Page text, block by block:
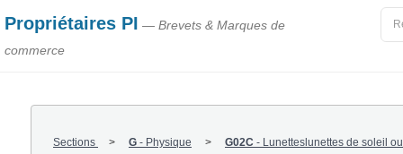
Propriétaires PI — Brevets & Marques de
commerce
Sections G - Physique G02C - Lunetteslunettes de soleil